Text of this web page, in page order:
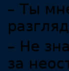
– Ты
– Не
за